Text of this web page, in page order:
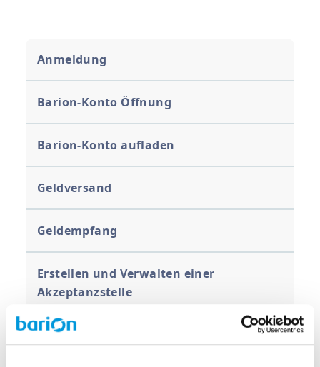
Anmeldung
Barion-Konto Öffnung
Barion-Konto aufladen
Geldversand
Geldempfang
Erstellen und Verwalten einer
Akzeptanzstelle
Entfernen von Grenzwerten für